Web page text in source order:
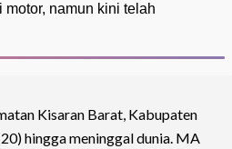
namun kini telah
Kisaran Barat, Kabupaten
hingga meninggal dunia. MA